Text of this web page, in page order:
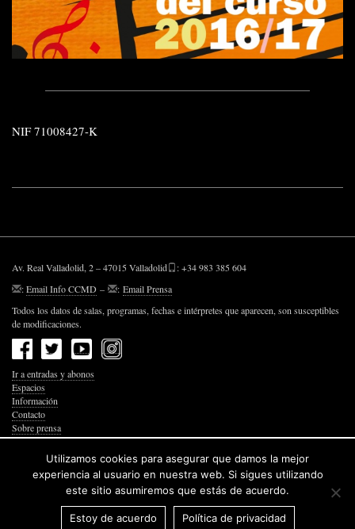
NIF 71008427-K
Av. Real Valladolid, 2 – 47015 Valladolid
: +34 983 385 604
:Email Info CCMD – : Email Prensa
Todos los datos de salas, programas, fechas e intérpretes que aparecen, son susceptibles
de modificaciones.
Ir a entradas y abonos
Espacios
Información
Contacto
Sobre prensa
Política de Privacidad
Política de Cookies
Accesibilidad Web
Utilizamos cookies para asegurar que damos la mejor
experiencia al usuario en nuestra web. Si sigues utilizando
este sitio asumiremos que estás de acuerdo.
Estoy de acuerdo Política de privacidad